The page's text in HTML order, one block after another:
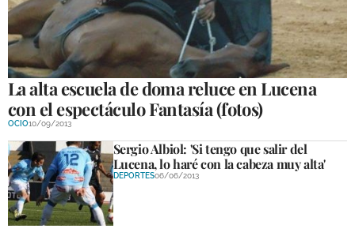
La alta escuela de doma reluce en Lucena
con el espectáculo Fantasía (fotos)
OCIO10/09/2013
Sergio Albiol: 'Si tengo que salir del
Lucena, lo haré con la cabeza muy alta'
DEPORTES06/06/2013